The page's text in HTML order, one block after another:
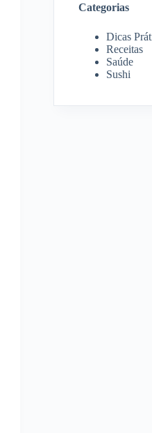
Categorias
Dicas
Receitas
Saúde
Sushi